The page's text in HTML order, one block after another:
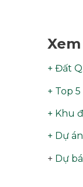
+ Đất
+ Top
+ Khu
+ Dự
+ Dự